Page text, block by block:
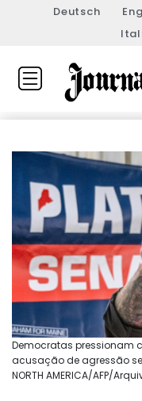
Deutsch
Democratas pressionam
acusação de agressão
NORTH AMERICA/AFP/